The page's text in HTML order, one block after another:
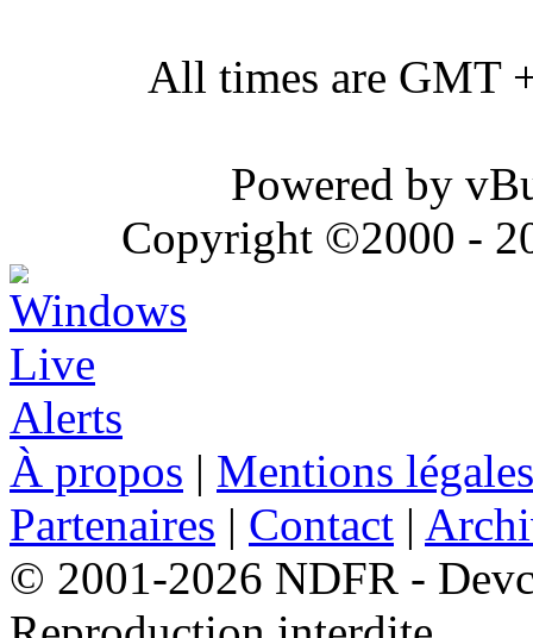
All times are GMT
Powered by
Copyright ©2000 -
À propos | Mentions légales
Partenaires | Contact |
© 2001-2026 NDFR -